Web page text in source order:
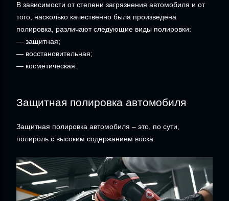
В зависимости от степени загрязнения автомобиля и от
того, насколько качественно была произведена
полировка, различают следующие виды полировки:
— защитная;
— восстановительная;
— косметическая.
Защитная полировка автомобиля
Защитная полировка автомобиля – это, по сути,
полироль с высоким содержанием воска.